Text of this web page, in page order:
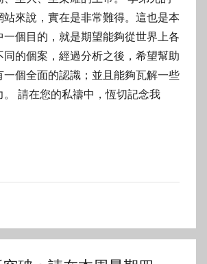
站來說，實在是非常難得。這也是本
一個目的，就是期望能夠從世界上各
同的個案，經過分析之後，希望幫助
一個全面的認識；並且能夠瓦解一些
。 請在您的私禱中，恆切記念我